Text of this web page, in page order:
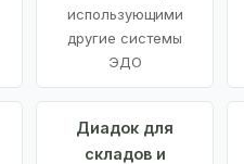
использующими
другие системы
ЭДО
Диадок для
складов и